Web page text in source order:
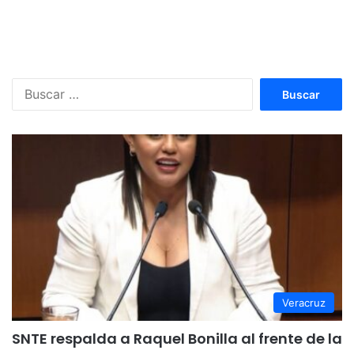
Veracruz
SNTE respalda a Raquel Bonilla al frente de la